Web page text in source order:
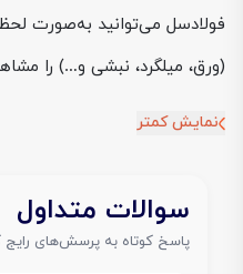
فولادسل می‌توانید به‌صورت
(ورق، میلگرد، نبشی و…) را
نمایش کمتر
سوالات متداول
پاسخ کوتاه به پرسش‌های رایج